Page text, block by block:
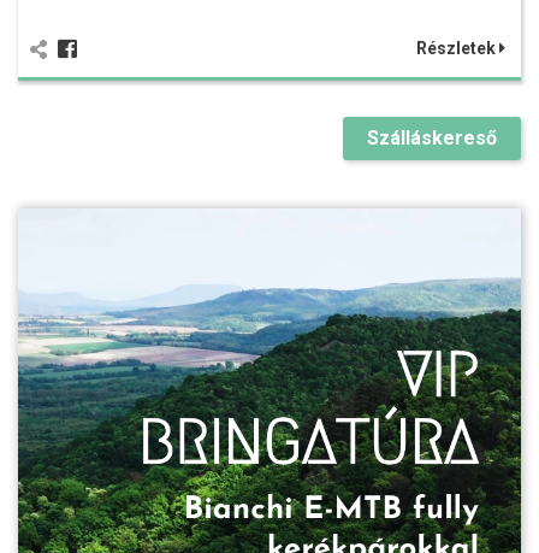
Részletek
Szálláskereső